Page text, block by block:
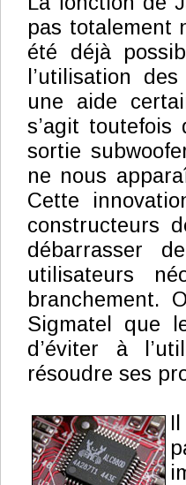
pas totalement
été déjà
l’utilisation
une aide
s’agit
sortie
ne nous
Cette
constructeurs
débarrasser
utilisateurs
branchement.
Sigmatel que
d’éviter à
résoudre ses